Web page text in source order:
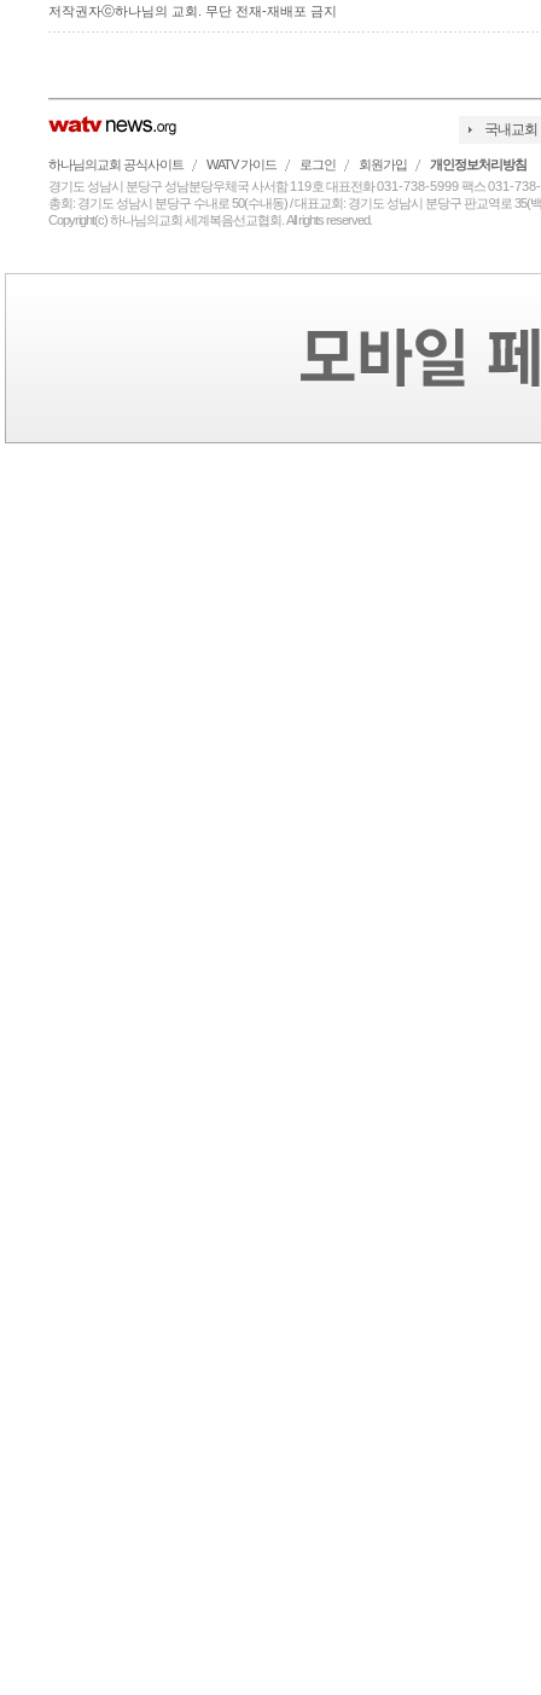
저작권자ⓒ하나님의 교회. 무단 전재-재배포 금지
국내교회
하나님의교회 공식사이트 WATV 가이드 로그인 회원가입
개인정보처리방침
경기도 성남시 분당구 성남분당우체국 사서함119호 대표전화031-738-5999 팩스031-
총회: 경기도 성남시 분당구 수내로 50(수내동) / 대표교회: 경기도 성남시 분당구 판교역로 35(
Copyright(c) 하나님의교회 세계복음선교협회. All rights reserved.